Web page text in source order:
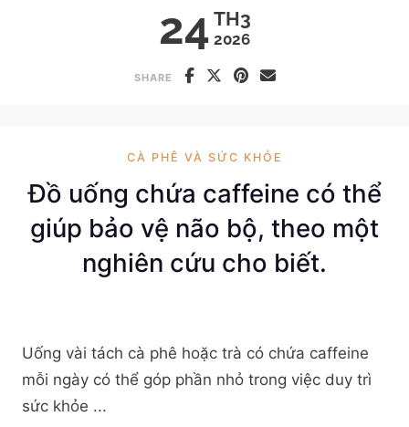
24 TH3
2026
SHARE
CÀ PHÊ VÀ SỨC KHỎE
Đồ uống chứa caffeine có thể
giúp bảo vệ não bộ, theo một
nghiên cứu cho biết.
Uống vài tách cà phê hoặc trà có chứa caffeine
mỗi ngày có thể góp phần nhỏ trong việc duy trì
sức khỏe ...